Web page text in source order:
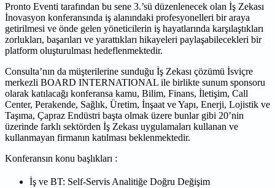
Pronto Eventi tarafından bu sene 3.’sü düzenlenecek olan İş Zekası
İnovasyon konferansında iş alanındaki profesyonelleri bir araya
getirilmesi ve önde gelen yöneticilerin iş hayatlarında karşılaştıkları
zorlukları, başarıları ve yarattıkları hikayeleri paylaşabilecekleri bir
platform oluşturulması hedeflenmektedir.
Consulta’nın da müşterilerine sunduğu İş Zekası çözümü İsviçre
merkezli BOARD INTERNATIONAL ile birlikte sunum sponsoru
olarak katılacağı konferansa kamu, Bilim, Finans, İletişim, Call
Center, Perakende, Sağlık, Üretim, İnşaat ve Yapı, Enerji, Lojistik ve
Taşıma, Çapraz Endüstri başta olmak üzere bunlar gibi 20’nin
üzerinde farklı sektörden İş Zekası uygulamaları kullanan ve
kullanmayan firmanın katılması beklenmektedir.
Konferansın konu başlıkları :
İş ve BT: Self-Servis Analitiğe Doğru Değişim